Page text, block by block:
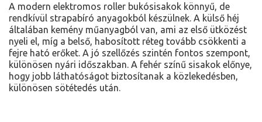
A modern elektromos roller bukósisakok könnyű, de
rendkívül strapabíró anyagokból készülnek. A külső héj
általában kemény műanyagból van, ami az első ütközést
nyeli el, míg a belső, habosított réteg tovább csökkenti a
fejre ható erőket. A jó szellőzés szintén fontos szempont,
különösen nyári időszakban. A fehér színű sisakok előnye,
hogy jobb láthatóságot biztosítanak a közlekedésben,
különösen sötétedés után.